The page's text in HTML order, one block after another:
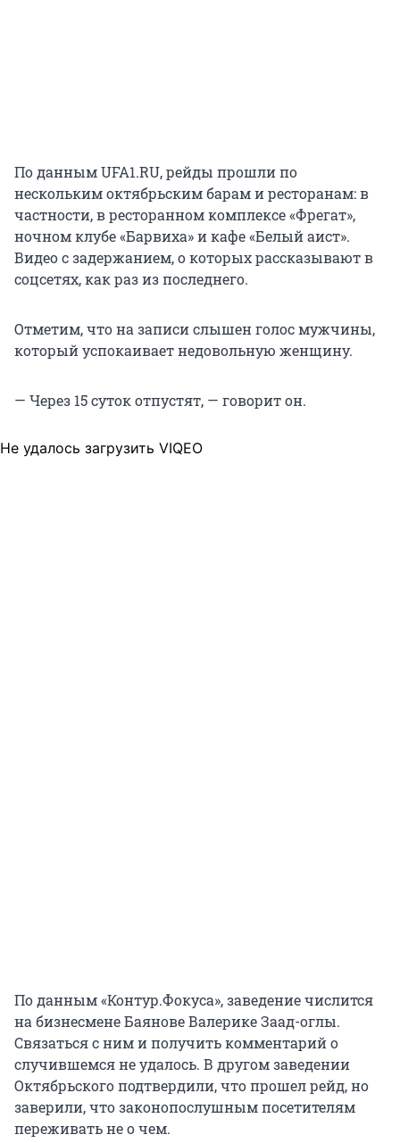
По данным UFA1.RU, рейды прошли по
нескольким октябрьским барам и ресторанам: в
частности, в ресторанном комплексе «Фрегат»,
ночном клубе «Барвиха» и кафе «Белый аист».
Видео с задержанием, о которых рассказывают в
соцсетях, как раз из последнего.
Отметим, что на записи слышен голос мужчины,
который успокаивает недовольную женщину.
— Через 15 суток отпустят, — говорит он.
Не удалось загрузить VIQEO
По данным «Контур.Фокуса», заведение числится
на бизнесмене Баянове Валерике Заад-оглы.
Связаться с ним и получить комментарий о
случившемся не удалось. В другом заведении
Октябрьского подтвердили, что прошел рейд, но
заверили, что законопослушным посетителям
переживать не о чем.